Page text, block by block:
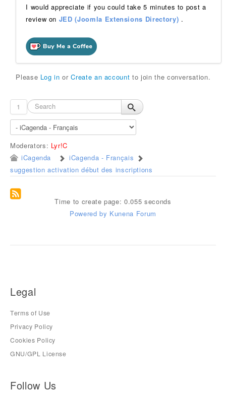
I would appreciate if you could take 5 minutes to post a
review on JED (Joomla Extensions Directory) .
Please Log in orCreate an account to join the conversation.
1
Moderators: Lyr!C
iCagenda
iCagenda - Français
suggestion activation début des inscriptions
Time to create page: 0.055 seconds
Powered by Kunena Forum
Legal
Terms of Use
Privacy Policy
Cookies Policy
GNU/GPL License
Follow Us